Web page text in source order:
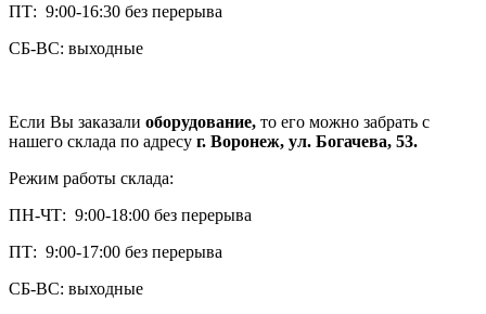
ПТ: 9:00-16:30 без перерыва
СБ-ВС: выходные
Если Вы заказали оборудование, то его можно забрать с
нашего склада по адресу г. Воронеж, ул. Богачева, 53.
Режим работы склада:
ПН-ЧТ: 9:00-18:00 без перерыва
ПТ: 9:00-17:00 без перерыва
СБ-ВС: выходные